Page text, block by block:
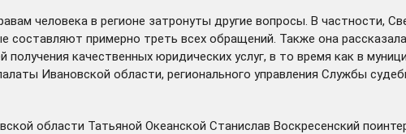
человека в регионе затронуты другие вопросы. В частности,
составляют примерно треть всех обращений. Также она
качественных юридических услуг, в то время как в
Ивановской области, регионального управления Службы
области Татьяной Океанской Станислав Воскресенский